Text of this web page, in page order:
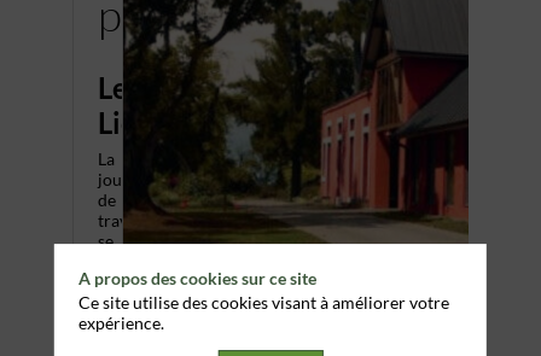
pratiques
Le
Lieu
La
journée
de
travail
se
au
Domaine
de
A propos des cookies sur ce site
Ce site utilise des cookies visant à améliorer votre
expérience.